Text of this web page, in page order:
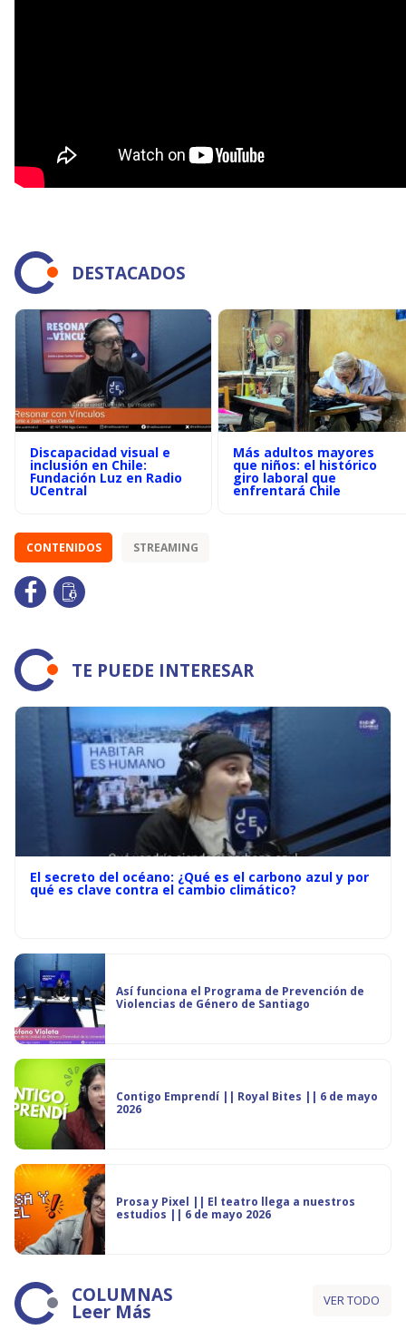
DESTACADOS
Discapacidad visual e
inclusión en Chile:
Fundación Luz en Radio
UCentral
Más adultos mayores
que niños: el histórico
giro laboral que
enfrentará Chile
CONTENIDOS STREAMING
TE PUEDE INTERESAR
El secreto del océano: ¿Qué es el carbono azul y por
qué es clave contra el cambio climático?
Así funciona el Programa de Prevención de
Violencias de Género de Santiago
Contigo Emprendí || Royal Bites || 6 de mayo
2026
Prosa y Pixel || El teatro llega a nuestros
estudios || 6 de mayo 2026
COLUMNAS
Leer Más VER TODO